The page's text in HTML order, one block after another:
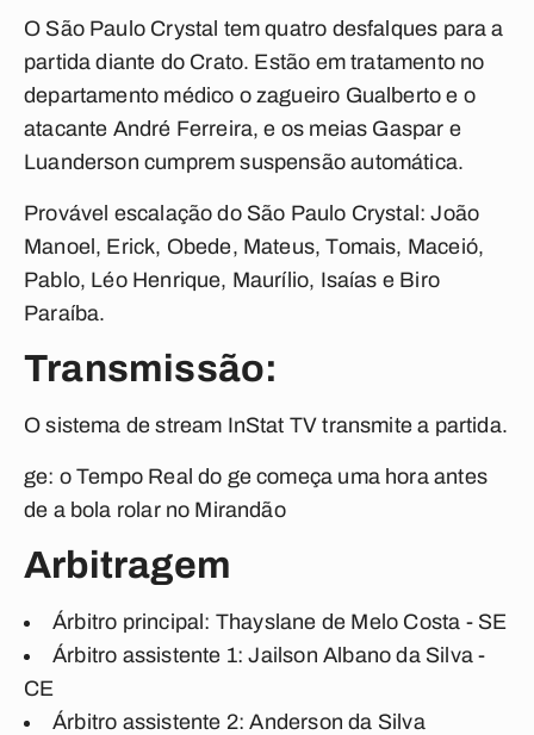
O São Paulo Crystal tem quatro desfalques para a
partida diante do Crato. Estão em tratamento no
departamento médico o zagueiro Gualberto e o
atacante André Ferreira, e os meias Gaspar e
Luanderson cumprem suspensão automática.
Provável escalação do São Paulo Crystal : João
Manoel, Erick, Obede, Mateus, Tomais, Maceió,
Pablo, Léo Henrique, Maurílio, Isaías e Biro
Paraíba.
Transmissão:
O sistema de stream InStat TV transmite a partida.
ge: o Tempo Real do ge começa uma hora antes
de a bola rolar no Mirandão
Arbitragem
Árbitro principal: Thayslane de Melo Costa - SE
Árbitro assistente 1: Jailson Albano da Silva -
CE
Árbitro assistente 2: Anderson da Silva